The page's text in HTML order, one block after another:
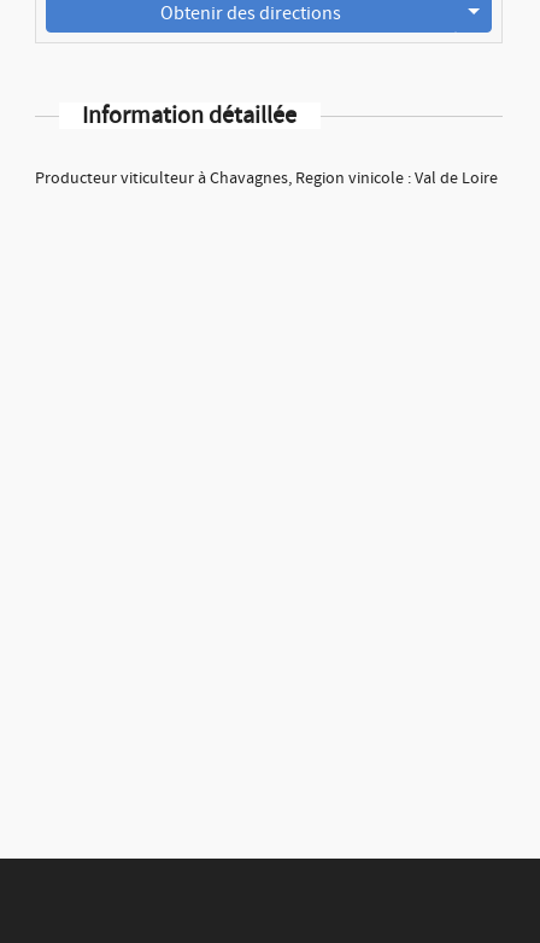
Obtenir des directions
Information détaillée
Producteur viticulteur à Chavagnes, Region vinicole : Val de Loire